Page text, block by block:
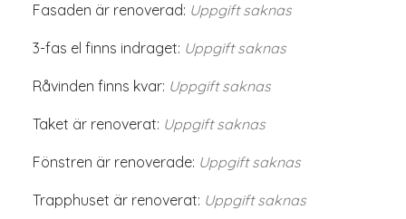
Fasaden är renoverad: Uppgift saknas
3-fas el finns indraget: Uppgift saknas
Råvinden finns kvar: Uppgift saknas
Taket är renoverat: Uppgift saknas
Fönstren är renoverade: Uppgift saknas
Trapphuset är renoverat: Uppgift saknas